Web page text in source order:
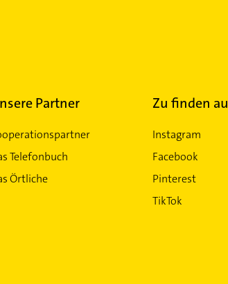
Partner
Telefonbuch
Örtliche
Zu finden
Instagram
Facebook
Pinterest
TikTok